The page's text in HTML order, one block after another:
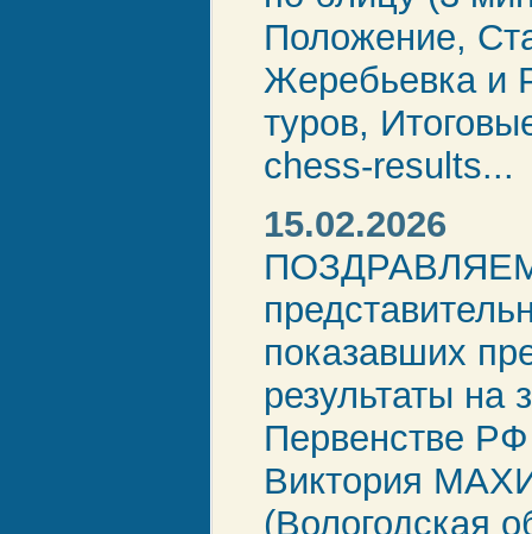
Положение,
Жеребьевка и
туров,
chess-results...
15.02.2026
показавших
результаты
Первенстве
Виктория
(Вологодская